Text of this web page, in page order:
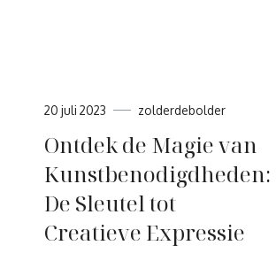
20 juli 2023 zolderdebolder
Ontdek de Magie van
Kunstbenodigdheden:
De Sleutel tot
Creatieve Expressie